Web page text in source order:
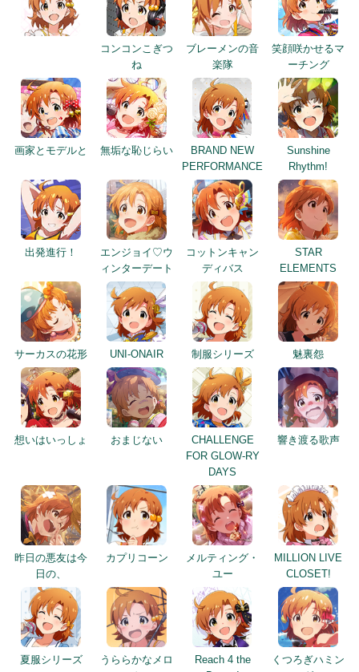
コンコンこぎつ
ね
ブレーメンの音
楽隊
笑顔咲かせるマ
ーチング
画家とモデルと 無垢な恥じらい
BRAND NEW
PERFORMANCE
Sunshine
Rhythm!
出発進行！
エンジョイ♡ウ
ィンターデート
コットンキャン
ディバス
STAR
ELEMENTS
サーカスの花形 UNI-ONAIR 制服シリーズ 魅裏怨
想いはいっしょ おまじない
CHALLENGE
FOR GLOW-RY
DAYS
響き渡る歌声
昨日の悪友は今
日の、
カプリコーン
メルティング・
ユー
MILLION LIVE
CLOSET!
夏服シリーズ
うららかなメロ
Reach 4 the
くつろぎハミン